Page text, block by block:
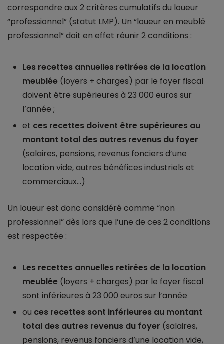
correspondre aux 2 critères cumulatifs du loueur
“professionnel” (statut LMP). Un “loueur en meublé
professionnel” doit en effet réunir 2 conditions :
Les recettes annuelles retirées de la location
meublée (loyers + charges) par le foyer fiscal
doivent être supérieures à 23 000 euros sur
l’année ;
et ces recettes doivent être supérieures au
montant total des autres revenus du foyer
(salaires, pensions, revenus fonciers d’une
location vide, autres bénéfices industriels et
commerciaux...)
Un loueur est donc considéré comme “non
professionnel” dès lors que l’une de ces 2 conditions
est respectée :
Les recettes annuelles retirées de la location
meublée (loyers + charges) par le foyer fiscal
sont inférieures à 23 000 euros sur l’année
ou ces recettes sont inférieures au montant
total des autres revenus du foyer (salaires,
pensions, revenus fonciers d’une location vide,